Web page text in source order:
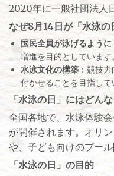
2020年に一般社団法人
なぜ8月14日が「水泳の
国民全員が泳げるように
増進を目的としています。
水泳文化の構築 ：競技
付かせることを目指して
「水泳の日」にはどん
全国各地で、水泳体験
が開催されます。オリ
や、子ども向けのプー
「水泳の日」の目的